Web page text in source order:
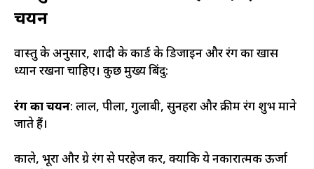
चयन
वास्तु के अनुसार, शादी के कार्ड के डिजाइन और रंग का खास
ध्यान रखना चाहिए। कुछ मुख्य बिंदु:
रंग का चयन: लाल, पीला, गुलाबी, सुनहरा और क्रीम रंग शुभ माने
जाते हैं।
काले, भूरा और ग्रे रंग से परहेज करें, क्योंकि ये नकारात्मक ऊर्जा